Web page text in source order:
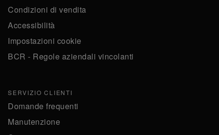
Condizioni di vendita
Accessibilità
Impostazioni cookie
BCR - Regole aziendali vincolanti
SERVIZIO CLIENTI
Domande frequenti
Manutenzione